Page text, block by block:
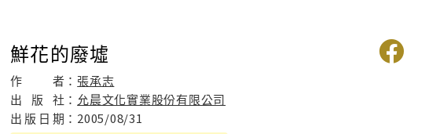
鮮花的廢墟
作 者： 張承志
出
版 社： 允晨文化實業股份有限公司
出 版 日 期： 2005/08/31